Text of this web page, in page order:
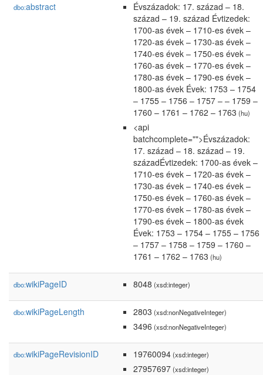
dbo:abstract
Évszázadok: 17. század – 18.
század – 19. század Évtizedek:
1700-as évek – 1710-es évek –
1720-as évek – 1730-as évek –
1740-es évek – 1750-es évek –
1760-as évek – 1770-es évek –
1780-as évek – 1790-es évek –
1800-as évek Évek: 1753 – 1754
– 1755 – 1756 – 1757 – – 1759 –
1760 – 1761 – 1762 – 1763 (hu)
<api
batchcomplete="">Évszázadok:
17. század – 18. század – 19.
századÉvtizedek: 1700-as évek –
1710-es évek – 1720-as évek –
1730-as évek – 1740-es évek –
1750-es évek – 1760-as évek –
1770-es évek – 1780-as évek –
1790-es évek – 1800-as évek
Évek: 1753 – 1754 – 1755 – 1756
– 1757 – 1758 – 1759 – 1760 –
1761 – 1762 – 1763 (hu)
dbo:wikiPageID 8048 (xsd:integer)
dbo:wikiPageLength 2803 (xsd:nonNegativeInteger)
3496 (xsd:nonNegativeInteger)
dbo:wikiPageRevisionID 19760094(xsd:integer)
27957697(xsd:integer)